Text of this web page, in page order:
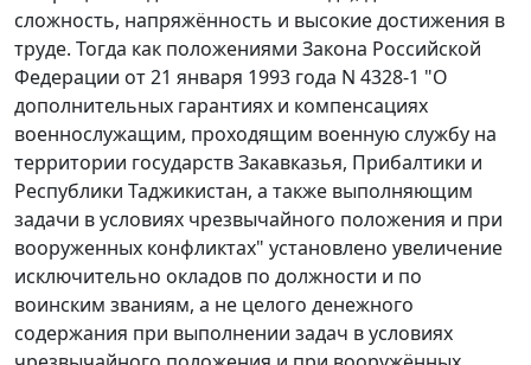
сложность, напряжённость и высокие достижения в
труде. Тогда как положениями Закона Российской
Федерации от 21 января 1993 года N 4328-1 "О
дополнительных гарантиях и компенсациях
военнослужащим, проходящим военную службу на
территории государств Закавказья, Прибалтики и
Республики Таджикистан, а также выполняющим
задачи в условиях чрезвычайного положения и при
вооруженных конфликтах" установлено увеличение
исключительно окладов по должности и по
воинским званиям, а не целого денежного
содержания при выполнении задач в условиях